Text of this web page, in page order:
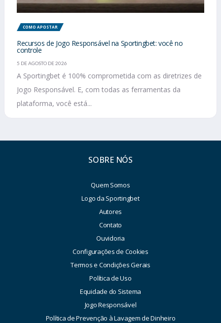
COMO APOSTAR
Recursos de Jogo Responsável na Sportingbet: você no
controle
5 DE AGOSTO DE 2026
A Sportingbet é 100% comprometida com as diretrizes de
Jogo Responsável. E, com todas as ferramentas da
plataforma, você está...
SOBRE NÓS
Quem Somos
Logo da Sportingbet
Autores
Contato
Ouvidoria
Configurações de Cookies
Termos e Condições Gerais
Política de Uso
Equidade do Sistema
Jogo Responsável
Política de Prevenção à Lavagem de Dinheiro